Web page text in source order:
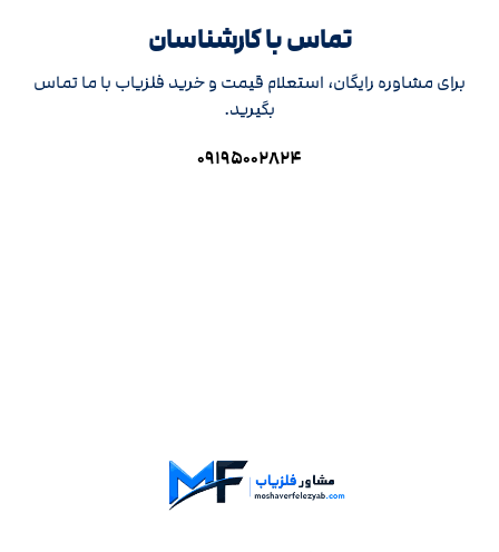
تماس با کارشناسان
برای مشاوره رایگان، استعلام قیمت و خرید فلزیاب با ما تماس
بگیرید.
۰۹۱۹۵۰۰۲۸۲۴